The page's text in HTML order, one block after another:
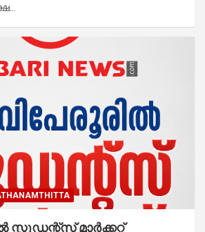
മാര്‍ക്കറ്റ്